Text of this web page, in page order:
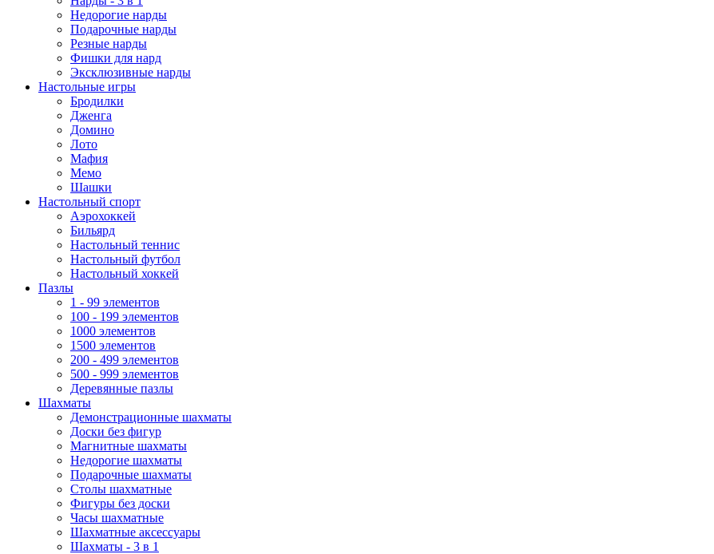
Недорогие нарды
Подарочные нарды
Резные нарды
Фишки для нард
Эксклюзивные нарды
Настольные игры
Бродилки
Дженга
Домино
Лото
Мафия
Мемо
Шашки
Настольный спорт
Аэрохоккей
Бильярд
Настольный теннис
Настольный футбол
Настольный хоккей
Пазлы
1 - 99 элементов
100 - 199 элементов
1000 элементов
1500 элементов
200 - 499 элементов
500 - 999 элементов
Деревянные пазлы
Шахматы
Демонстрационные шахматы
Доски без фигур
Магнитные шахматы
Недорогие шахматы
Подарочные шахматы
Столы шахматные
Фигуры без доски
Часы шахматные
Шахматные аксессуары
Шахматы - 3 в 1